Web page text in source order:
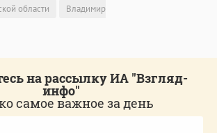
области
Владимир
на рассылку ИА "Взгляд-
инфо"
самое важное за день